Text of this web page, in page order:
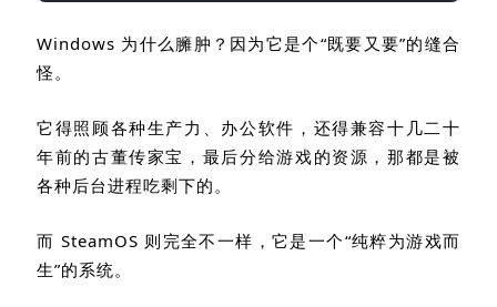
Windows 为什么臃肿？因为它是个“既要又要”的缝合
怪。
它得照顾各种生产力、办公软件，还得兼容十几二十
年前的古董传家宝，最后分给游戏的资源，那都是被
各种后台进程吃剩下的。
而 SteamOS 则完全不一样，它是一个“纯粹为游戏而
生”的系统。